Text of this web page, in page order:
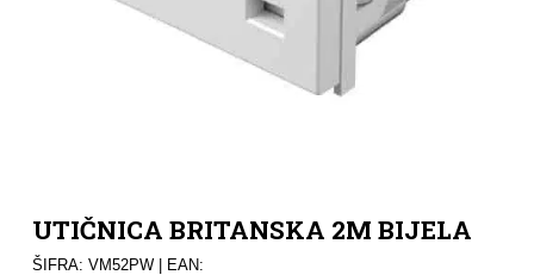
UTIČNICA BRITANSKA 2M BIJELA
ŠIFRA: VM52PW| EAN: